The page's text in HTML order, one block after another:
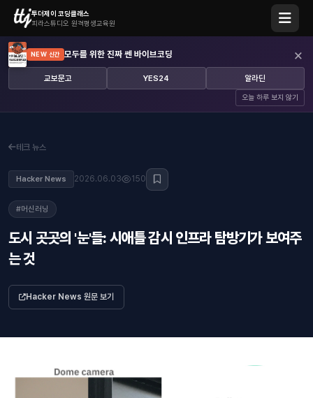
투더제이 코딩클래스
피라스튜디오 원격평생교육원
NEW 신간 모두를 위한 진짜 쎈 바이브코딩
교보문고 YES24 알라딘
오늘 하루 보지 않기
×
테크 뉴스
Hacker News 2026.06.03 150
#머신러닝
도시 곳곳의 '눈'들: 시애틀 감시 인프라 탐방기가 보여주
는 것
Hacker News 원문 보기